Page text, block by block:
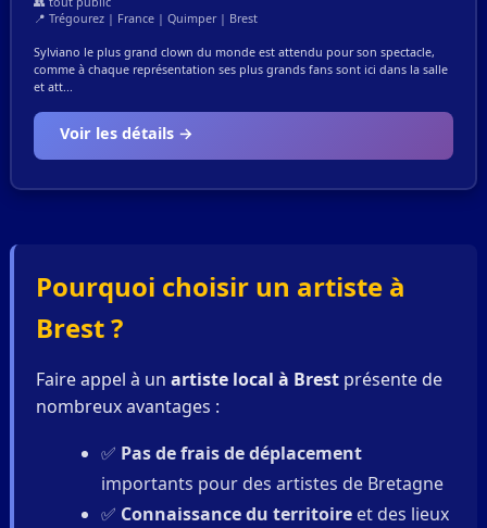
📍 Trégourez | France | Quimper | Brest
Sylviano le plus grand clown du monde est attendu pour son spectacle,
comme à chaque représentation ses plus grands fans sont ici dans la salle
et att...
Voir les détails →
Pourquoi choisir un artiste à
Brest ?
Faire appel à un artiste local à Brestprésente de
nombreux avantages :
✅ Pas de frais de déplacement
importants pour des artistes de Bretagne
✅ Connaissance du territoireet des lieux